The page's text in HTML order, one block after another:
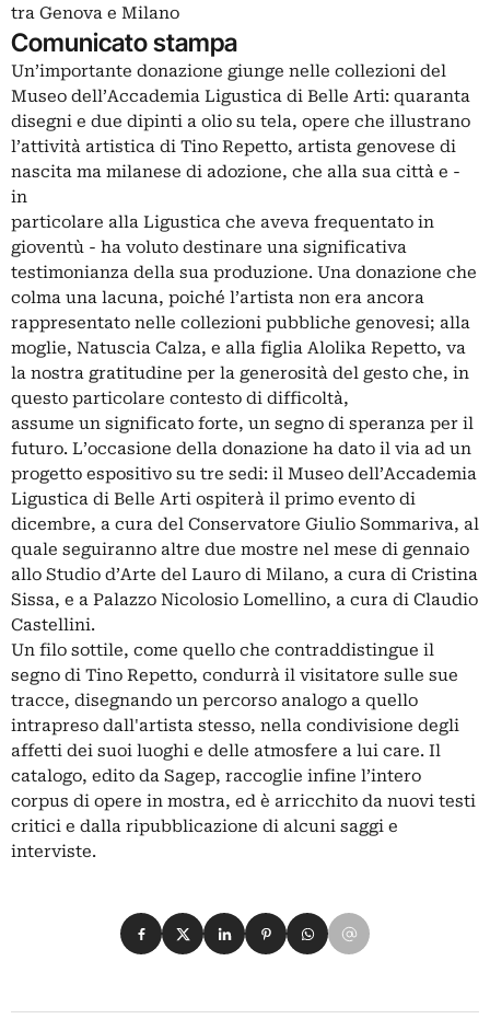
tra Genova e Milano
Comunicato stampa
Un’importante donazione giunge nelle collezioni del
Museo dell’Accademia Ligustica di Belle Arti: quaranta
disegni e due dipinti a olio su tela, opere che illustrano
l’attività artistica di Tino Repetto, artista genovese di
nascita ma milanese di adozione, che alla sua città e -
in
particolare alla Ligustica che aveva frequentato in
gioventù - ha voluto destinare una significativa
testimonianza della sua produzione. Una donazione che
colma una lacuna, poiché l’artista non era ancora
rappresentato nelle collezioni pubbliche genovesi; alla
moglie, Natuscia Calza, e alla figlia Alolika Repetto, va
la nostra gratitudine per la generosità del gesto che, in
questo particolare contesto di difficoltà,
assume un significato forte, un segno di speranza per il
futuro. L’occasione della donazione ha dato il via ad un
progetto espositivo su tre sedi: il Museo dell’Accademia
Ligustica di Belle Arti ospiterà il primo evento di
dicembre, a cura del Conservatore Giulio Sommariva, al
quale seguiranno altre due mostre nel mese di gennaio
allo Studio d’Arte del Lauro di Milano, a cura di Cristina
Sissa, e a Palazzo Nicolosio Lomellino, a cura di Claudio
Castellini.
Un filo sottile, come quello che contraddistingue il
segno di Tino Repetto, condurrà il visitatore sulle sue
tracce, disegnando un percorso analogo a quello
intrapreso dall'artista stesso, nella condivisione degli
affetti dei suoi luoghi e delle atmosfere a lui care. Il
catalogo, edito da Sagep, raccoglie infine l’intero
corpus di opere in mostra, ed è arricchito da nuovi testi
critici e dalla ripubblicazione di alcuni saggi e
interviste.
Condividi su Facebook
Condividi su X
Condividi su LinkedIn
Condividi su Pinterest
Condividi su WhatsApp
Condividi su Email